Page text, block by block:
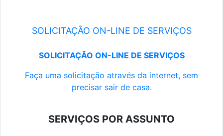
SOLICITAÇÃO ON-LINE DE SERVIÇOS
SOLICITAÇÃO ON-LINE DE SERVIÇOS
Faça uma solicitação através da internet, sem
precisar sair de casa.
SERVIÇOS POR ASSUNTO